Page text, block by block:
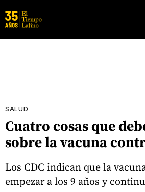
SALUD
Cuatro cosas que
sobre la vacuna
Los CDC indican que la
empezar a los 9 años y